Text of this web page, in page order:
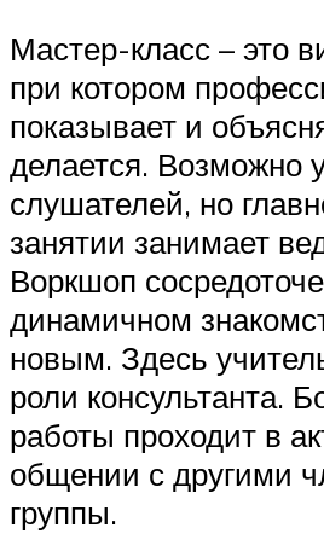
Мастер-класс – это
при котором
показывает и
делается. Возможно
слушателей, но
занятии занимает
Воркшоп
динамичном
новым. Здесь
роли консультанта.
работы проходит в
общении с другими
группы.